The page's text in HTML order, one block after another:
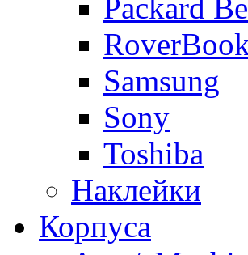
Packard
Samsung
Sony
Toshiba
Наклейки
Корпуса